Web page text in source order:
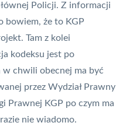
Policji. Z informacji
bowiem, że to KGP
Tam z kolei
kodeksu jest po
chwili obecnej ma być
przez Wydział Prawny
Prawnej KGP po czym ma
nie wiadomo.